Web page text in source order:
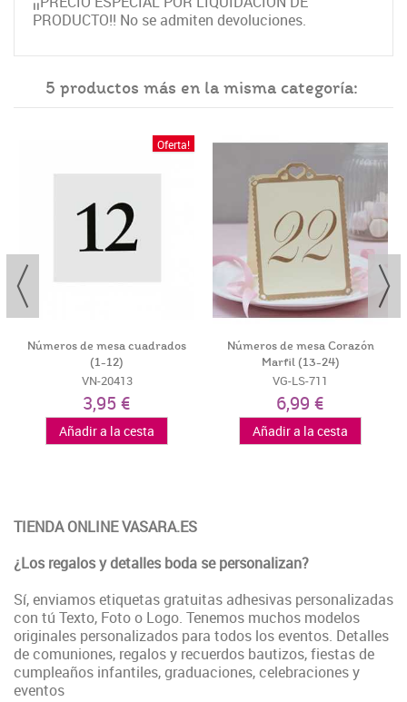
PRODUCTO!! No se admiten devoluciones.
5 productos más en la misma categoría:
Oferta!
Números de mesa cuadrados
(1-12)
VN-20413
3,95 €
Añadir a la cesta
Números de mesa Corazón
Marfil (13-24)
VG-LS-711
6,99 €
Añadir a la cesta
TIENDA ONLINE VASARA.ES
¿Los regalos y detalles boda se personalizan?
Sí, enviamos etiquetas gratuitas adhesivas personalizadas
con tú Texto, Foto o Logo. Tenemos muchos modelos
originales personalizados para todos los eventos. Detalles
de comuniones, regalos y recuerdos bautizos, fiestas de
cumpleaños infantiles, graduaciones, celebraciones y
eventos